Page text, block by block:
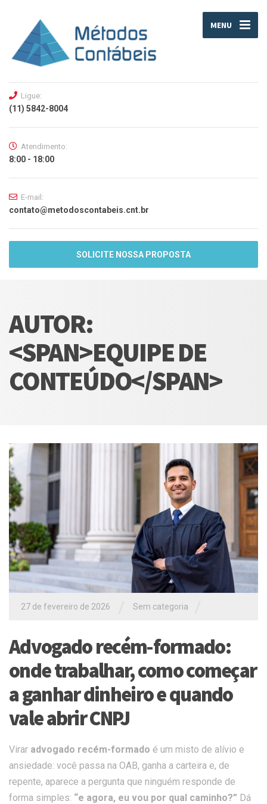
MENU
Ligue:
(11) 5842-8004
Atendimento:
8:00 - 18:00
E-mail:
contato@metodoscontabeis.cnt.br
SOLICITE NOSSA PROPOSTA
AUTOR:
<SPAN>EQUIPE DE
CONTEÚDO</SPAN>
27 de fevereiro de 2026 Sem categoria
Advogado recém-formado:
onde trabalhar, como começar
a ganhar dinheiro e quando
vale abrir CNPJ
Virar advogado recém-formado é um misto de alívio e
ansiedade: você passa na OAB, ganha a carteira e, de
repente, aparece a pergunta que ninguém responde de
forma simples: “e agora, eu vou por qual caminho?” Dá